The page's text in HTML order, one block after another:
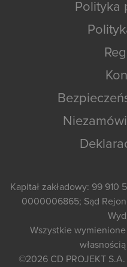
Polityka
Kapitał zakładowy: 99 910
0000006865; Sąd
Wszystkie
©2026 CD PROJEKT S.A.